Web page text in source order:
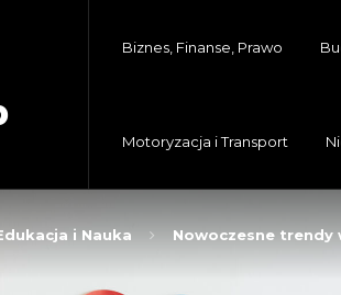
Biznes, Finanse, Prawo
Motoryzacja i Transport
i Nauka Nowoczesne trendy